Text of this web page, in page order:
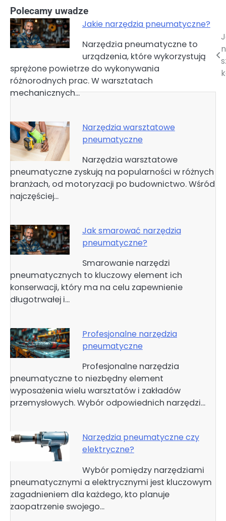
Polecamy uwadze
Jakie narzędzia pneumatyczne?
Narzędzia pneumatyczne to
urządzenia, które wykorzystują
sprężone powietrze do wykonywania
różnorodnych prac. W warsztatach
mechanicznych…
Narzędzia warsztatowe
pneumatyczne
Narzędzia warsztatowe
pneumatyczne zyskują na popularności w różnych
branżach, od motoryzacji po budownictwo. Wśród
najczęściej…
Jak smarować narzędzia
pneumatyczne?
Smarowanie narzędzi
pneumatycznych to kluczowy element ich
konserwacji, który ma na celu zapewnienie
długotrwałej i…
Profesjonalne narzędzia
pneumatyczne
Profesjonalne narzędzia
pneumatyczne to niezbędny element
wyposażenia wielu warsztatów i zakładów
przemysłowych. Wybór odpowiednich narzędzi…
Narzędzia pneumatyczne czy
elektryczne?
Wybór pomiędzy narzędziami
pneumatycznymi a elektrycznymi jest kluczowym
zagadnieniem dla każdego, kto planuje
zaopatrzenie swojego…
Nawigacja